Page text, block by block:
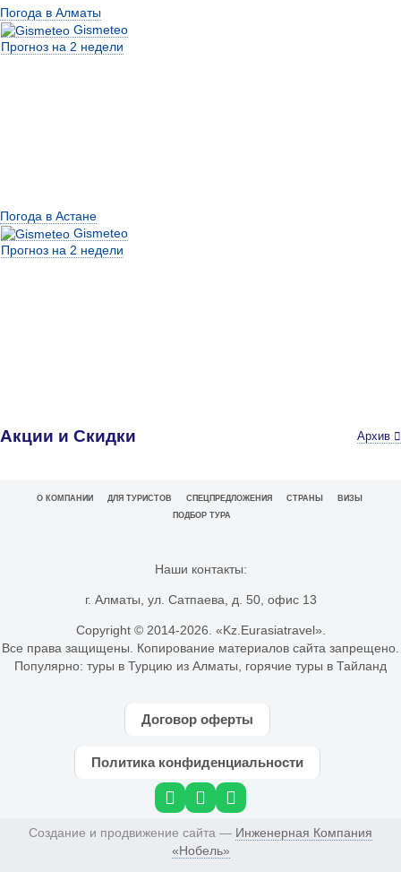
Погода в Алматы
Gismeteo
Прогноз на 2 недели
Погода в Астане
Gismeteo
Прогноз на 2 недели
Акции и Скидки Архив
О КОМПАНИИ ДЛЯ ТУРИСТОВ СПЕЦПРЕДЛОЖЕНИЯ СТРАНЫ
ВИЗЫ
ПОДБОР ТУРА
Наши контакты:
г. Алматы, ул. Сатпаева, д. 50, офис 13
Copyright © 2014-2026. «Kz.Eurasiatravel».
Все права защищены. Копирование материалов сайта запрещено.
Популярно: туры в Турцию из Алматы горячие туры в Тайланд
Договор оферты
Политика конфиденциальности
Создание и продвижение сайта — Инженерная Компания
«Нобель»